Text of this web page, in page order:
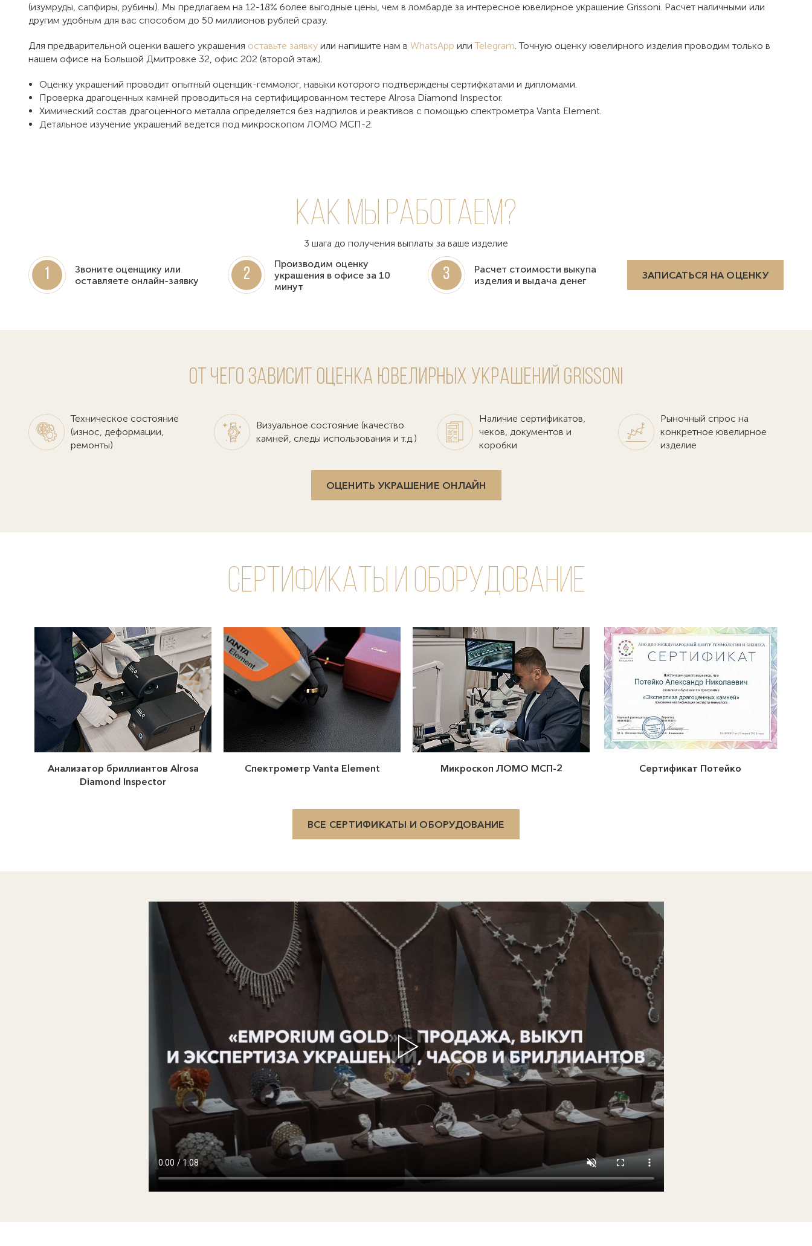
(изумруды, сапфиры, рубины). Мы предлагаем на 12-18% более выгодные цены, чем в ломбарде за интересное ювелирное украшение Grissoni. Расчет наличными или
другим удобным для вас способом до 50 миллионов рублей сразу.
Для предварительной оценки вашего украшения оставьте заявку или напишите нам в WhatsApp или Telegram. Точную оценку ювелирного изделия проводим только в
нашем офисе на Большой Дмитровке 32, офис 202 (второй этаж).
Оценку украшений проводит опытный оценщик-геммолог, навыки которого подтверждены сертифкатами и дипломами.
Проверка драгоценных камней проводиться на сертифицированном тестере Alrosa Diamond Inspector.
Химический состав драгоценного металла определяется без надпилов и реактивов с помощью спектрометра Vanta Element.
Детальное изучение украшений ведется под микроскопом ЛОМО МСП-2.
Как мы работаем?
3 шага до получения выплаты за ваше изделие
1
Звоните оценщику или
оставляете онлайн-заявку
2
Производим оценку
украшения в офисе за 10
минут
3
Расчет стоимости выкупа
изделия и выдача денег
ЗАПИСАТЬСЯ НА ОЦЕНКУ
От чего зависит оценка ювелирных украшений Grissoni
Техническое состояние
(износ, деформации,
ремонты)
Визуальное состояние (качество
камней, следы использования и т.д.)
Наличие сертификатов,
чеков, документов и
коробки
Рыночный спрос на
конкретное ювелирное
изделие
ОЦЕНИТЬ УКРАШЕНИЕ ОНЛАЙН
Сертификаты и оборудование
Анализатор бриллиантов Alrosa
Diamond Inspector
Спектрометр Vanta Element Микроскоп ЛОМО МСП-2 Сертификат Потейко
ВСЕ СЕРТИФИКАТЫ И ОБОРУДОВАНИЕ